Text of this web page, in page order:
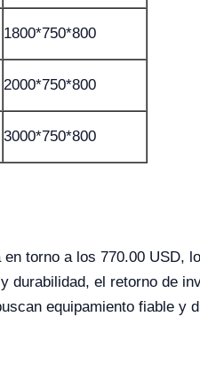
1800*750*800
2000*750*800
3000*750*800
torno a los 770.00 USD,
durabilidad, el retorno de
equipamiento fiable y